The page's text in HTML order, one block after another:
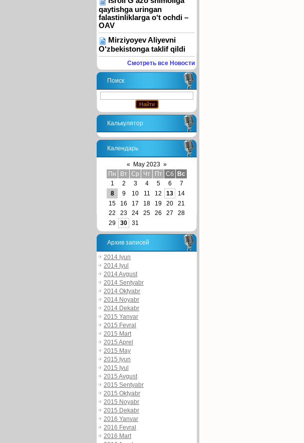
qaytishga uringan
falastinliklarga o‘t ochdi –
OAV
Mirziyoyev Aliyevni
O‘zbekistonga taklif qildi
Смотреть все Новости
Поиск
Калькулятор
Календарь
« May 2023 »
Пн
Вт Ср Чт Пт Сб Вс
1
2 3 4 5 6
7
8
9 10 11 12 13
14
15
16 17 18 19 20
21
22
23 24 25 26 27
28
29
30 31
Архив записей
2014 Iyun
2014 Iyul
2014 Avgust
2014 Sentyabr
2014 Oktyabr
2014 Noyabr
2014 Dekabr
2015 Yanvar
2015 Fevral
2015 Mart
2015 Aprel
2015 May
2015 Iyun
2015 Iyul
2015 Avgust
2015 Sentyabr
2015 Oktyabr
2015 Noyabr
2015 Dekabr
2016 Yanvar
2016 Fevral
2016 Mart